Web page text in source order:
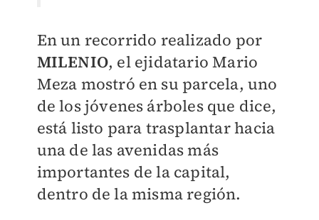
En un recorrido realizado por
MILENIO, el ejidatario Mario
Meza mostró en su parcela, uno
de los jóvenes árboles que dice,
está listo para trasplantar hacia
una de las avenidas más
importantes de la capital,
dentro de la misma región.